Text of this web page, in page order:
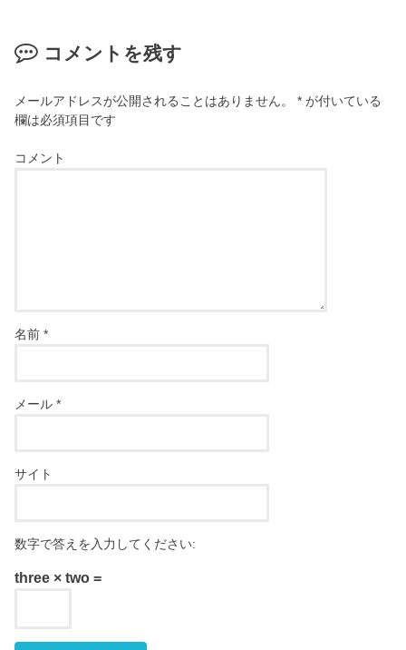
コメントを残す
メールアドレスが公開されることはありません。 * が付いている
欄は必須項目です
コメント
名前*
メール*
サイト
数字で答えを入力してください:
three × two =